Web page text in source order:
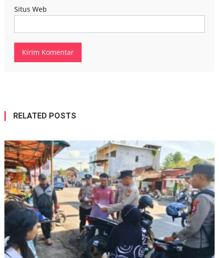
Situs Web
RELATED POSTS